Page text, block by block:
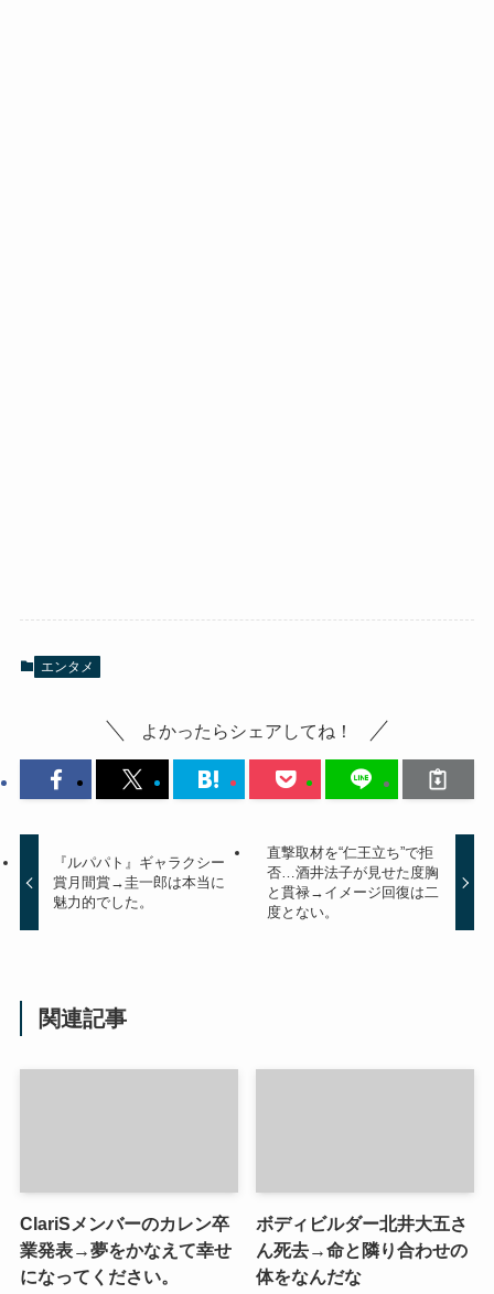
エンタメ
よかったらシェアしてね！
『ルパパト』ギャラクシー
賞月間賞→圭一郎は本当に
魅力的でした。
直撃取材を“仁王立ち”で拒
否…酒井法子が見せた度胸
と貫禄→イメージ回復は二
度とない。
関連記事
ClariSメンバーのカレン卒
業発表→夢をかなえて幸せ
になってください。
ボディビルダー北井大五さ
ん死去→命と隣り合わせの
体をなんだな